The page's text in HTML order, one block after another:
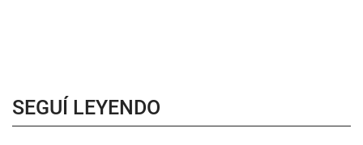
SEGUÍ LEYENDO